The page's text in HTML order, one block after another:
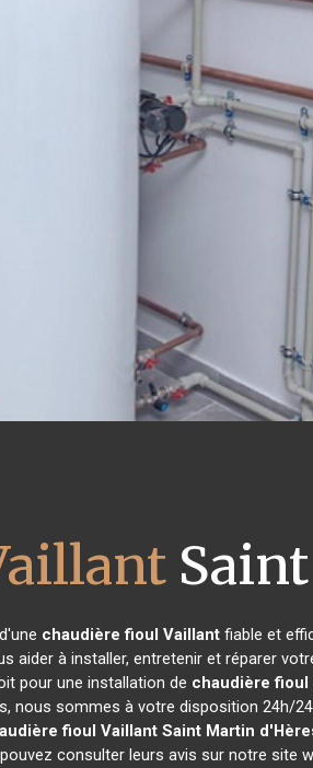
chaudière fioul Vaillantfiable et
aider à installer, entretenir et réparer
pour une installation de chaudière fioul
nous sommes à votre disposition
fioul Vaillant Saint Martin
consulter leurs avis sur notre site